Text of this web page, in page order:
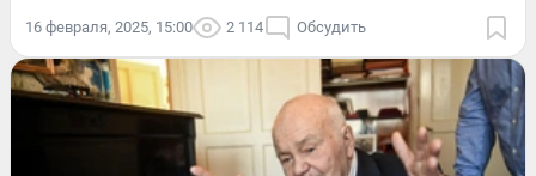
16 февраля, 2025, 15:00 2 114 Обсудить